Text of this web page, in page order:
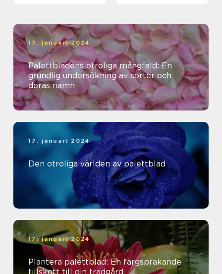
17. januari 2024
Palettbladens otroliga mångfald: En
grundlig undersökning av sorter och
deras namn
17. januari 2024
Den otroliga världen av palettblad
17. januari 2024
Plantera palettblad: En färgsprakande
tillskott till din trädgård